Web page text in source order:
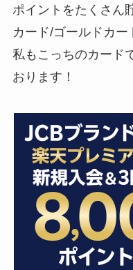
ポイントをたくさん
カード/ゴールドカー
私もこっちのカード
おります！